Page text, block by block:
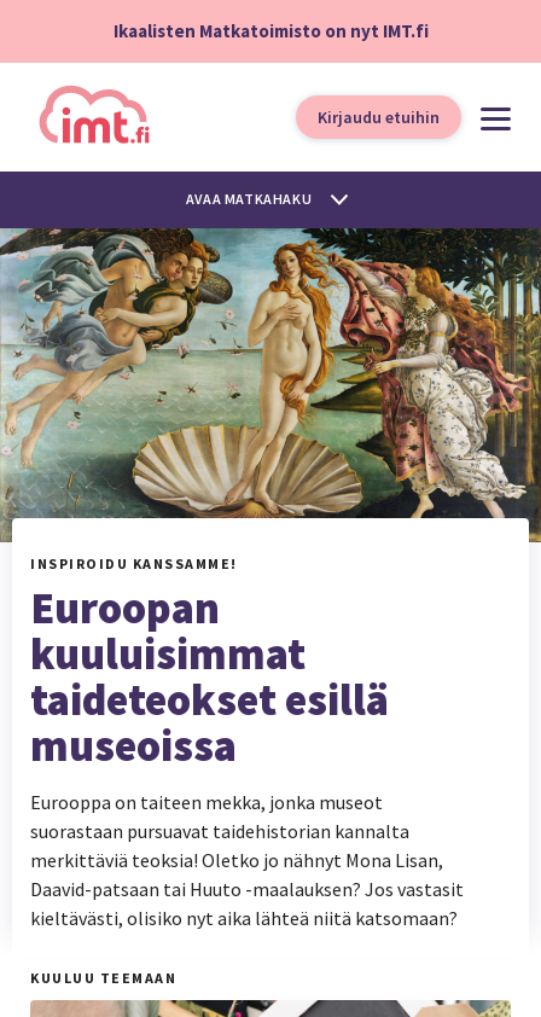
Ikaalisten Matkatoimisto on nyt IMT.fi
Kirjaudu etuihin
AVAA MATKAHAKU
INSPIROIDU KANSSAMME!
Euroopan
kuuluisimmat
taideteokset esillä
museoissa
Eurooppa on taiteen mekka, jonka museot
suorastaan pursuavat taidehistorian kannalta
merkittäviä teoksia! Oletko jo nähnyt Mona Lisan,
Daavid-patsaan tai Huuto -maalauksen? Jos vastasit
kieltävästi, olisiko nyt aika lähteä niitä katsomaan?
KUULUU TEEMAAN